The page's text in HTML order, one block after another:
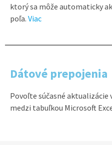
ktorý sa môže automaticky
poľa. Viac
Dátové prepojenia
Povoľte súčasné
medzi tabuľkou Microsoft